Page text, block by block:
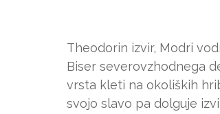
Theodorin izvir, Modri
Biser severovzhodnega
vrsta kleti na okoliških
svojo slavo pa dolguje